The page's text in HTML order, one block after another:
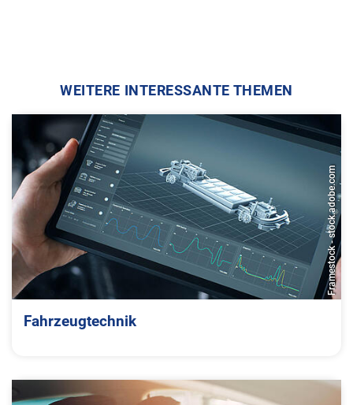
WEITERE INTERESSANTE THEMEN
Framestock - stock.adobe.com
Fahrzeugtechnik